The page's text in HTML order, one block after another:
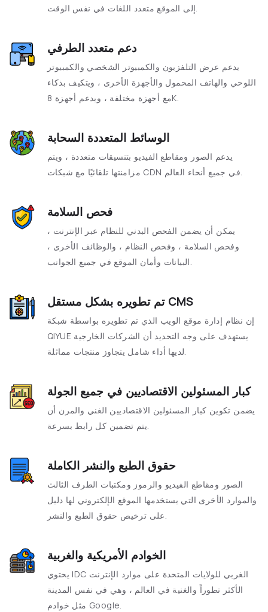
إلى الموقع متعدد اللغات في نفس الوقت.
دعم متعدد الطرفي
يدعم عرض التلفزيون والكمبيوتر الشخصي والكمبيوتر
اللوحي والهاتف المحمول والأجهزة الأخرى ، ويتكيف بذكاء
مع أجهزة مختلفة ، ويدعم أجهزة 8K.
الوسائط المتعددة السحابة
يدعم الصور ومقاطع الفيديو بتنسيقات متعددة ، ويتم
مزامنتها تلقائيًا مع شبكات CDN في جميع أنحاء العالم.
فحص السلامة
يمكن أن يضمن الفحص البدني للنظام عبر الإنترنت ،
وفحص السلامة ، وفحص النظام ، والوظائف الأخرى ،
البيانات وأمان الموقع في جميع الجوانب.
تم تطويره بشكل مستقل CMS
إن نظام إدارة موقع الويب الذي تم تطويره بواسطة شبكة
QIYUE يستهدف على وجه التحديد أن الشركات الخارجية
لديها أداء شامل يتجاوز منتجات مماثلة.
كبار المسئولين الاقتصاديين في جميع الجولة
يضمن تكوين كبار المسئولين الاقتصاديين الغني والمرن أن
يتم تضمين كل رابط بسرعة.
حقوق الطبع والنشر الكاملة
الصور ومقاطع الفيديو والرموز ومكتبات الطرف الثالث
والموارد الأخرى التي يستخدمها الموقع الإلكتروني لها دليل
على ترخيص حقوق الطبع والنشر.
الخوادم الأمريكية والغربية
يحتوي IDC الغربي للولايات المتحدة على موارد الإنترنت
الأكثر تطوراً والغنية في العالم ، وهي في نفس المدينة
مثل خوادم Google.